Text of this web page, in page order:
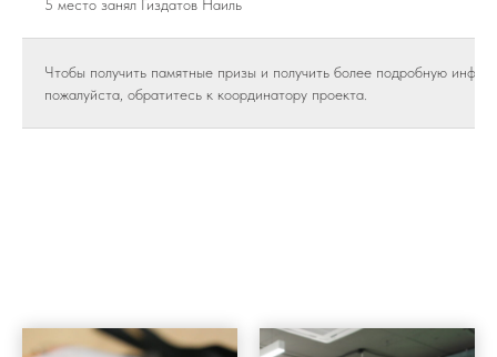
5 место занял Гиздатов Наиль
Чтобы получить памятные призы и получить более подробную
пожалуйста, обратитесь к координатору проекта.